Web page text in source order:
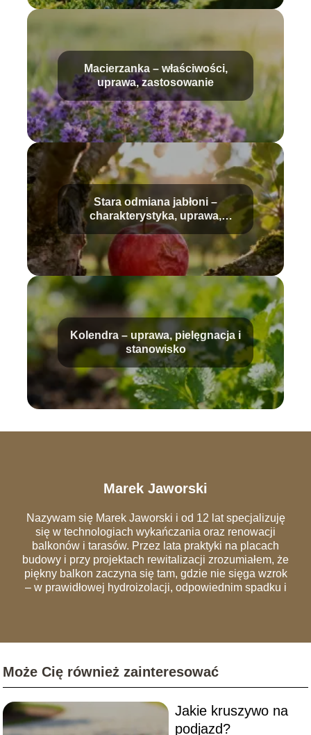
Macierzanka – właściwości,
uprawa, zastosowanie
Stara odmiana jabłoni –
charakterystyka, uprawa,
pielęgnacja
Kolendra – uprawa, pielęgnacja i
stanowisko
Marek Jaworski
Nazywam się Marek Jaworski i od 12 lat specjalizuję
się w technologiach wykańczania oraz renowacji
balkonów i tarasów. Przez lata praktyki na placach
budowy i przy projektach rewitalizacji zrozumiałem, że
piękny balkon zaczyna się tam, gdzie nie sięga wzrok
– w prawidłowej hydroizolacji, odpowiednim spadku i
remonty trzeba powtarzać co dwa sezony. Analizuję
kompozytowych i systemów wentylowanych, po
tradycyjną ceramikę. Moim celem jest edukowanie
"instagramowy", ale przede wszystkim trwały,
bezpieczny i zgodny z przepisami wspólnot
Może Cię również zainteresować
Jakie kruszywo na
podjazd?